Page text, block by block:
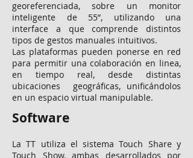
georeferenciada, sobre un monitor
inteligente de 55”, utilizando una
interface a que comprende distintos
tipos de gestos manuales intuitivos.
Las plataformas pueden ponerse en red
para permitir una colaboración en linea,
en tiempo real, desde distintas
ubicaciones geográficas, unificándolos
en un espacio virtual manipulable.
Software
La TT utiliza el sistema Touch Share y
Touch Show, ambas desarrollados por